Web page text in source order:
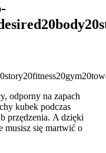
odporny na zapach
kubek podczas
przędzenia. A dzięki
musisz się martwić o